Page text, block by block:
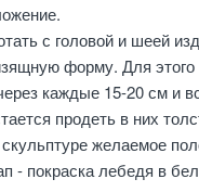
с головой и шеей
форму. Для
каждые 15-20 см и
продеть в них
желаемое
- покраска лебедя в